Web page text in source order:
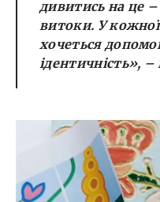
дивитись на це –
витоки. У кожної
хочеться
ідентичність», –